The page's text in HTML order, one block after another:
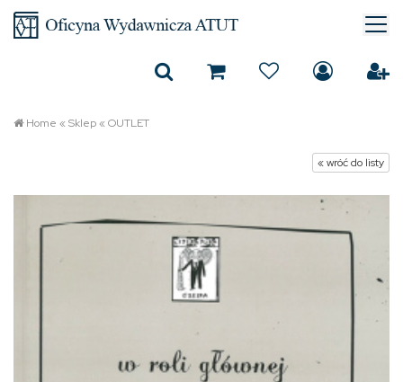
Home «Sklep«OUTLET
« wróć do listy